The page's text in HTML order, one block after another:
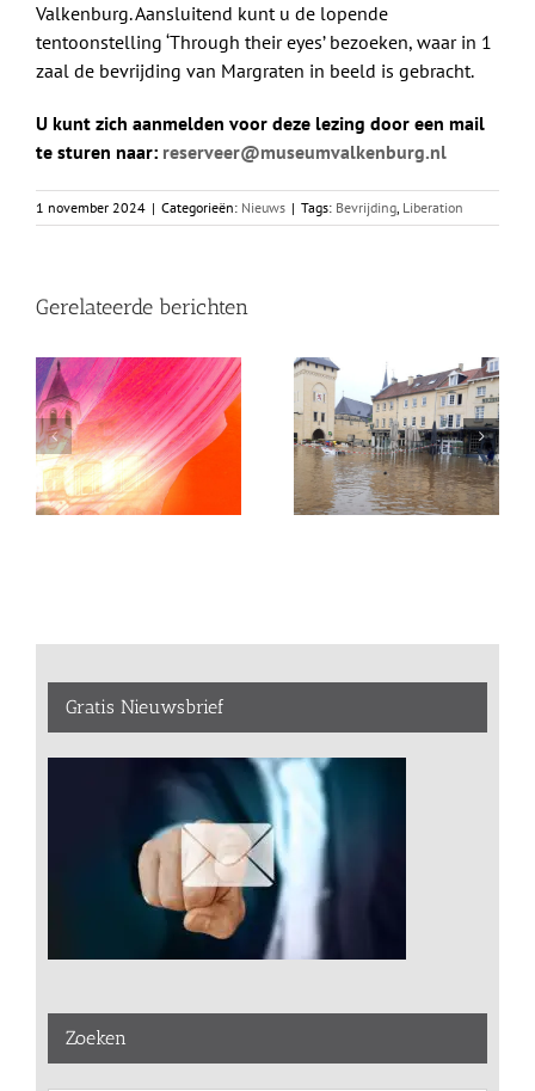
Valkenburg. Aansluitend kunt u de lopende
tentoonstelling ‘Through their eyes’ bezoeken, waar in 1
zaal de bevrijding van Margraten in beeld is gebracht.
U kunt zich aanmelden voor deze lezing door een mail
te sturen naar: reserveer@museumvalkenburg.nl
1 november 2024 | Categorieën: Nieuws | Tags: Bevrijding, Liberation
Gerelateerde berichten
Gratis Nieuwsbrief
Zoeken